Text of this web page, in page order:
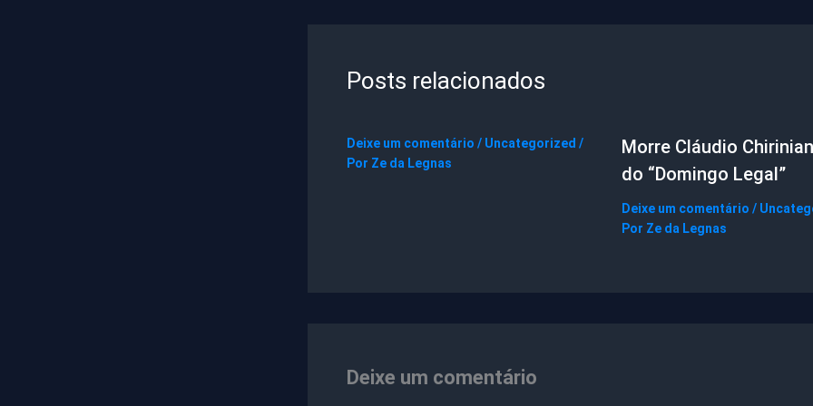
Posts relacionados
Deixe um comentário / Uncategorized /
Por Ze da Legnas
Morre Cláudio
do “Domingo Legal”
Deixe um comentário /
Por Ze da Legnas
Deixe um comentário